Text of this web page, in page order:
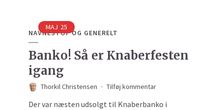
MAJ 25
NAVNESTOF OG GENERELT
Banko! Så er Knaberfesten
igang
Thorkil Christensen Tilføj kommentar
Der var næsten udsolgt til Knaberbanko i